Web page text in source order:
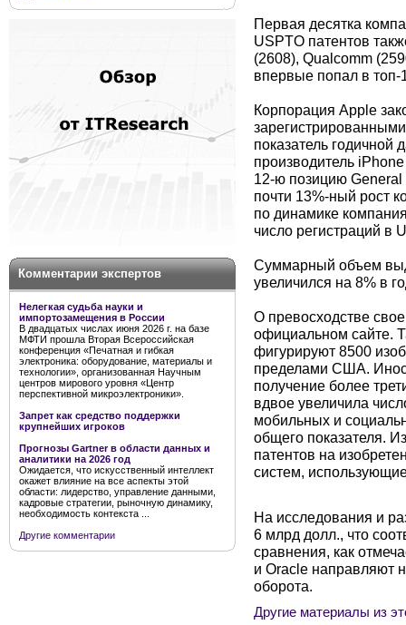
Комментарии экспертов
Нелегкая судьба науки и
импортозамещения в России
В двадцатых числах июня 2026 г. на базе
МФТИ прошла Вторая Всероссийская
конференция «Печатная и гибкая
электроника: оборудование, материалы и
технологии», организованная Научным
центров мирового уровня «Центр
перспективной микроэлектроники».
Запрет как средство поддержки
крупнейших игроков
Прогнозы Gartner в области данных и
аналитики на 2026 год
Ожидается, что искусственный интеллект
окажет влияние на все аспекты этой
области: лидерство, управление данными,
кадровые стратегии, рыночную динамику,
необходимость контекста ...
Другие комментарии
Первая десятка
USPTO патентов
(2608), Qualcomm
впервые попал в топ-
Корпорация Apple
показатель годичной
производитель
12-ю позицию
почти 13%-ный рост
по динамике
число регистраций в
Суммарный объем
увеличился на 8% в
О превосходстве
официальном сайте.
фигурируют 8500
пределами США.
получение более
вдвое увеличила
мобильных и
общего показателя.
патентов на
систем,
На исследования и
6 млрд долл., что
сравнения, как
и Oracle направляют
оборота.
Другие материалы из